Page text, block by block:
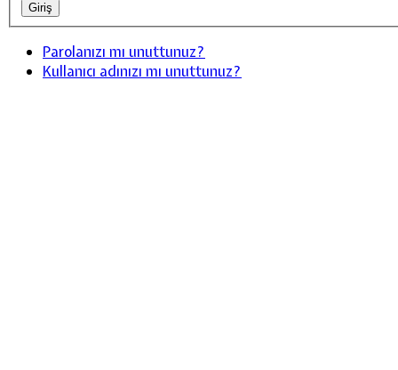
Parolanızı mı unuttunuz?
Kullanıcı adınızı mı unuttunuz?